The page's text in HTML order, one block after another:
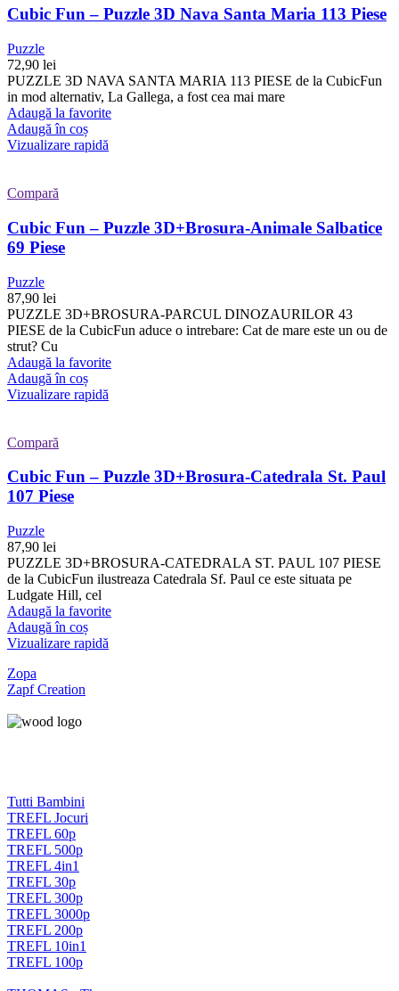
Cubic Fun – Puzzle 3D Nava Santa Maria 113 Piese
Puzzle
72,90 lei
PUZZLE 3D NAVA SANTA MARIA 113 PIESE de la CubicFun
in mod alternativ, La Gallega, a fost cea mai mare
Adaugă la favorite
Adaugă în coș
Vizualizare rapidă
Compară
Cubic Fun – Puzzle 3D+Brosura-Animale Salbatice
69 Piese
Puzzle
87,90 lei
PUZZLE 3D+BROSURA-PARCUL DINOZAURILOR 43
PIESE de la CubicFun aduce o intrebare: Cat de mare este un ou de
strut? Cu
Adaugă la favorite
Adaugă în coș
Vizualizare rapidă
Compară
Cubic Fun – Puzzle 3D+Brosura-Catedrala St. Paul
107 Piese
Puzzle
87,90 lei
PUZZLE 3D+BROSURA-CATEDRALA ST. PAUL 107 PIESE
de la CubicFun ilustreaza Catedrala Sf. Paul ce este situata pe
Ludgate Hill, cel
Adaugă la favorite
Adaugă în coș
Vizualizare rapidă
Zopa
Zapf Creation
Tutti Bambini
TREFL Jocuri
TREFL 60p
TREFL 500p
TREFL 4in1
TREFL 30p
TREFL 300p
TREFL 3000p
TREFL 200p
TREFL 10in1
TREFL 100p